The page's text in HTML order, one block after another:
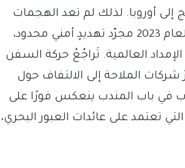
إلى أوروبا. لذلك لم تعد الهجمات
التي شنّها الحوثيون على السفن التجارية منذ أواخر العام 2023 مجرّد تهديدٍ أمني محدود،
العالمية. تَراجُعُ حركة السفن
الملاحة إلى الالتفاف حول
في باب المندب ينعكس فورًا على
تعتمد على عائدات العبور البحري،